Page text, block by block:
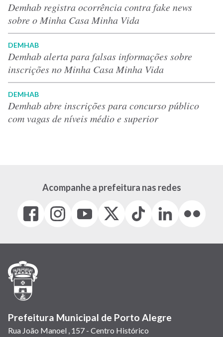
Demhab registra ocorrência contra fake news
sobre o Minha Casa Minha Vida
DEMHAB
Demhab alerta para falsas informações sobre
inscrições no Minha Casa Minha Vida
DEMHAB
Demhab abre inscrições para concurso público
com vagas de níveis médio e superior
Acompanhe a prefeitura nas redes
Facebook
(link
em
janela)
Instagram
(link
em
(link
em
(Antigo
(link
Tiktok
(link
em
LinkedIn
(link
em
(link
em
Prefeitura Municipal de Porto Alegre
Rua João Manoel , 157 - Centro Histórico